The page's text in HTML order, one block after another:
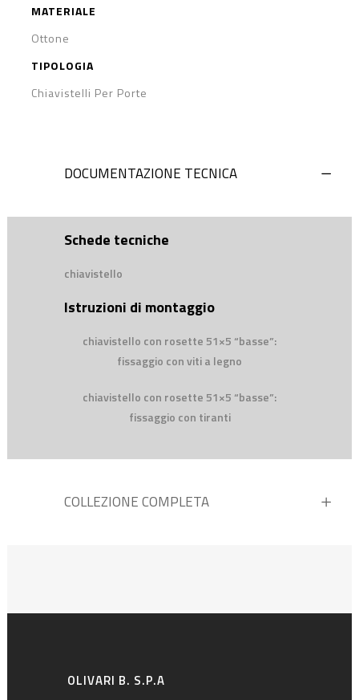
MATERIALE
Ottone
TIPOLOGIA
Chiavistelli Per Porte
DOCUMENTAZIONE TECNICA
Schede tecniche
chiavistello
Istruzioni di montaggio
chiavistello con rosette 51×5 “basse”:
fissaggio con viti a legno
chiavistello con rosette 51×5 “basse”:
fissaggio con tiranti
COLLEZIONE COMPLETA
OLIVARI B. S.P.A